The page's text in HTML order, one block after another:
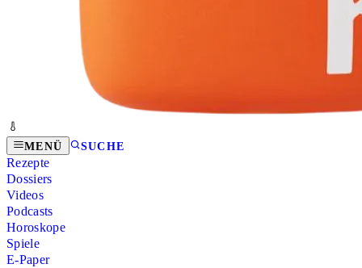
MENÜ SUCHE
Rezepte
Dossiers
Videos
Podcasts
Horoskope
Spiele
E-Paper